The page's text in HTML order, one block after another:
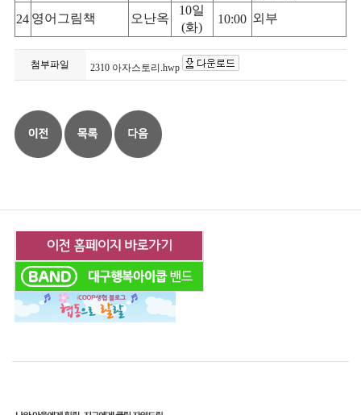
24 영어그림책 오난옥
10일
(화)
10:00 외부
첨부파일 2310 아자스토리.hwp